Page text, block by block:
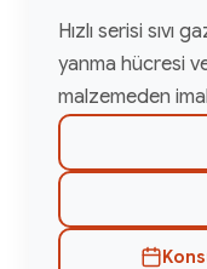
Hızlı serisi sıvı
yanma hücresi
malzemeden